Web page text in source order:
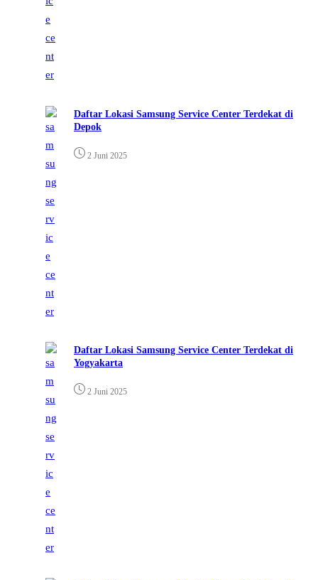
Daftar Lokasi Samsung Service Center Terdekat di
Depok
2 Juni 2025
Daftar Lokasi Samsung Service Center Terdekat di
Yogyakarta
2 Juni 2025